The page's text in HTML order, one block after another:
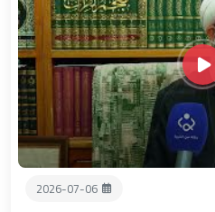
2026-07-06